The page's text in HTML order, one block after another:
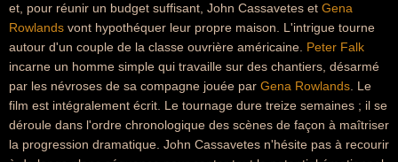
et, pour réunir un budget suffisant, John Cassavetes et Gena
Rowlands vont hypothéquer leur propre maison. L'intrigue tourne
autour d'un couple de la classe ouvrière américaine. Peter Falk
incarne un homme simple qui travaille sur des chantiers, désarmé
par les névroses de sa compagne jouée par Gena Rowlands . Le
film est intégralement écrit. Le tournage dure treize semaines ; il se
déroule dans l'ordre chronologique des scènes de façon à maîtriser
la progression dramatique. John Cassavetes n'hésite pas à recourir